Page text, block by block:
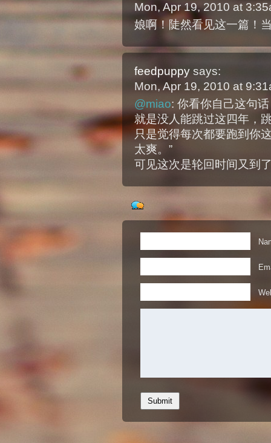
Mon, Apr 19, 2010 at
娘啊！陡然看见这一篇！
feedpuppy says:
Mon, Apr 19, 2010 at
@miao: 你看你自己这句
就是没人能跳过这四年，
只是觉得每次都要跑到你
太爽。”
可见这次是轮回时间又到